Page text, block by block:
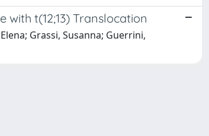
t(12;13) Translocation
Grassi, Susanna; Guerrini,